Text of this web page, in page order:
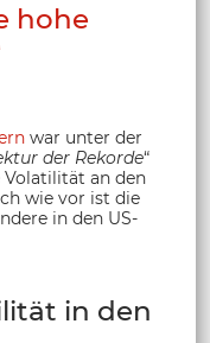
hohe
war unter der
der Rekorde“
Volatilität an den
wie vor ist die
in den US-
in den